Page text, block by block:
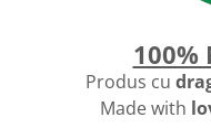
100%
Produs cu
Made with